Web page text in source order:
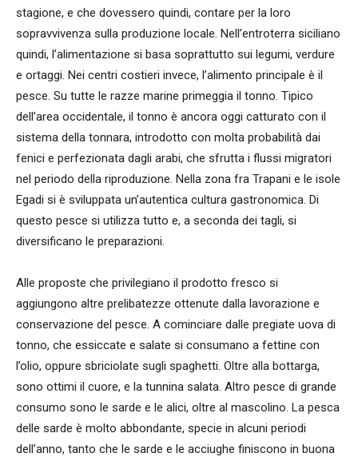
stagione, e che dovessero quindi, contare per la loro
sopravvivenza sulla produzione locale. Nell’entroterra siciliano
quindi, l’alimentazione si basa soprattutto sui legumi, verdure
e ortaggi. Nei centri costieri invece, l’alimento principale è il
pesce. Su tutte le razze marine primeggia il tonno. Tipico
dell’area occidentale, il tonno è ancora oggi catturato con il
sistema della tonnara, introdotto con molta probabilità dai
fenici e perfezionata dagli arabi, che sfrutta i flussi migratori
nel periodo della riproduzione. Nella zona fra Trapani e le isole
Egadi si è sviluppata un’autentica cultura gastronomica. Di
questo pesce si utilizza tutto e, a seconda dei tagli, si
diversificano le preparazioni.
Alle proposte che privilegiano il prodotto fresco si
aggiungono altre prelibatezze ottenute dalla lavorazione e
conservazione del pesce. A cominciare dalle pregiate uova di
tonno, che essiccate e salate si consumano a fettine con
l’olio, oppure sbriciolate sugli spaghetti. Oltre alla bottarga,
sono ottimi il cuore, e la tunnina salata. Altro pesce di grande
consumo sono le sarde e le alici, oltre al mascolino. La pesca
delle sarde è molto abbondante, specie in alcuni periodi
dell’anno, tanto che le sarde e le acciughe finiscono in buona